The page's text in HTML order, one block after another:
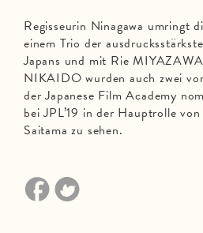
Regisseurin Ninagawa umringt
einem Trio der
Japans und mit Rie
NIKAIDO wurden auch zwei
der Japanese Film Academy
bei JPL’19 in der Hauptrolle
Saitama zu sehen.